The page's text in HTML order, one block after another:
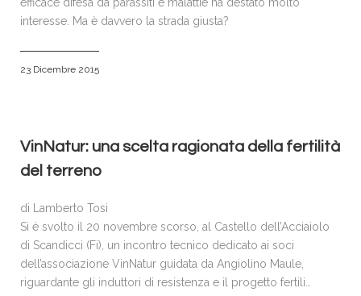
interesse. Ma è davvero la strada giusta?
23 Dicembre 2015
VinNatur: una scelta ragionata della fertilità
del terreno
di Lamberto Tosi
Si è svolto il 20 novembre scorso, al Castello dell’Acciaiolo
di Scandicci (Fi), un incontro tecnico dedicato ai soci
dell’associazione VinNatur guidata da Angiolino Maule,
riguardante gli induttori di resistenza e il progetto fertili…